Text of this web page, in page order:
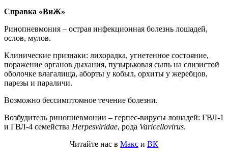
Справка «ВиЖ»
Ринопневмония – острая инфекционная болезнь лошадей,
ослов, мулов.
Клинические признаки: лихорадка, угнетенное состояние,
поражение органов дыхания, пузырьковая сыпь на слизистой
оболочке влагалища, аборты у кобыл, орхиты у жеребцов,
парезы и параличи.
Возможно бессимптомное течение болезни.
Возбудитель ринопневмонии – герпес-вирусы лошадей: ГВЛ-1
и ГВЛ-4 семейства Herpesviridae, рода Varicellovirus.
Читайте нас в Макс и ВК